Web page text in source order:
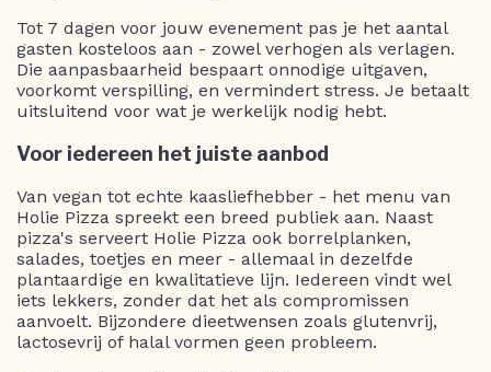
Tot 7 dagen voor jouw evenement pas je het aantal
gasten kosteloos aan - zowel verhogen als verlagen.
Die aanpasbaarheid bespaart onnodige uitgaven,
voorkomt verspilling, en vermindert stress. Je betaalt
uitsluitend voor wat je werkelijk nodig hebt.
Voor iedereen het juiste aanbod
Van vegan tot echte kaasliefhebber - het menu van
Holie Pizza spreekt een breed publiek aan. Naast
pizza's serveert Holie Pizza ook borrelplanken,
salades, toetjes en meer - allemaal in dezelfde
plantaardige en kwalitatieve lijn. Iedereen vindt wel
iets lekkers, zonder dat het als compromissen
aanvoelt. Bijzondere dieetwensen zoals glutenvrij,
lactosevrij of halal vormen geen probleem.